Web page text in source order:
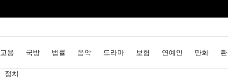
고용 국방 법률 음악 드라마 보험 연예인 만화
정치